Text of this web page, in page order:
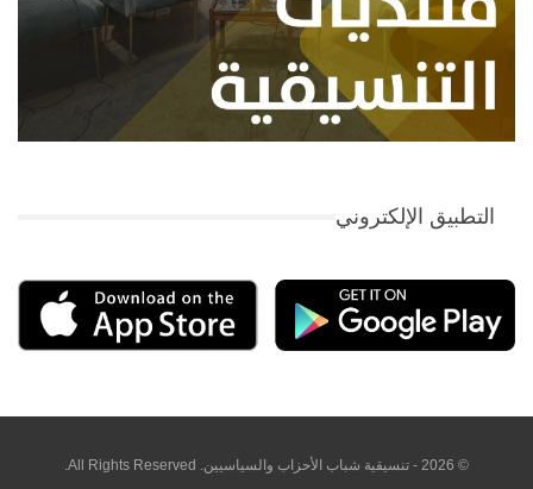
التطبيق الإلكتروني
© 2026 - تنسيقية شباب الأحزاب والسياسيين. All Rights Reserved.